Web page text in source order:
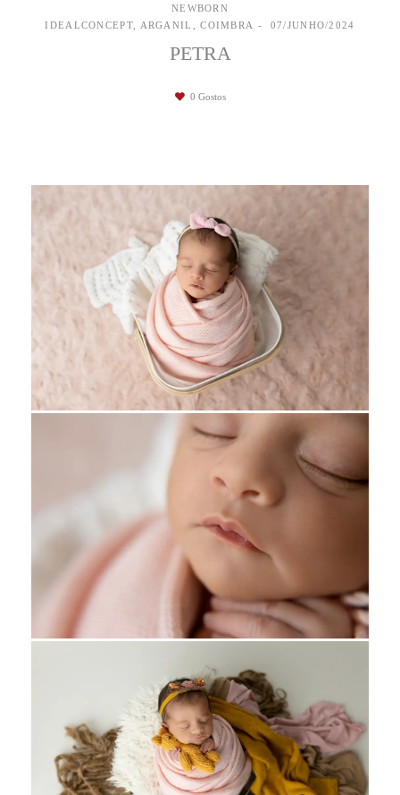
NEWBORN
IDEALCONCEPT, ARGANIL, COIMBRA
07/JUNHO/2024
PETRA
0 Gostos